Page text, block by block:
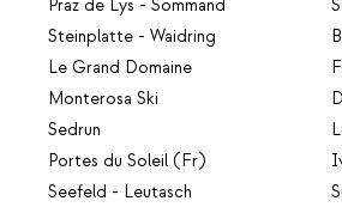
Praz de Lys - Sommand
Steinplatte - Waidring
Le Grand Domaine
Monterosa Ski
Sedrun
Portes du Soleil (Fr)
Seefeld - Leutasch